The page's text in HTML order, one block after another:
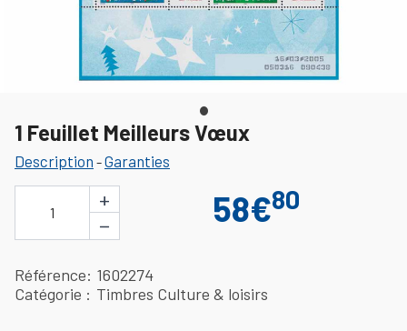
1 Feuillet Meilleurs Vœux
Description -Garanties
1
+
−
58€80
Référence 1602274
Catégorie
Timbres Culture & loisirs